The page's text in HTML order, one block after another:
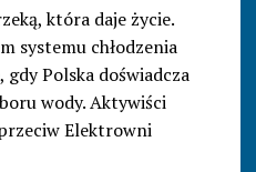
która daje życie.
systemu chłodzenia
Polska doświadcza
wody. Aktywiści
Elektrowni